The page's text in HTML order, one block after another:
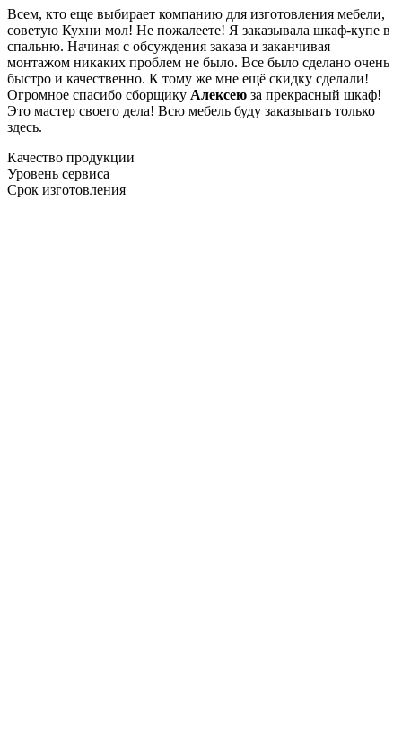
Всем, кто еще выбирает компанию для изготовления мебели,
советую Кухни мол! Не пожалеете! Я заказывала шкаф-купе в
спальню. Начиная с обсуждения заказа и заканчивая
монтажом никаких проблем не было. Все было сделано очень
быстро и качественно. К тому же мне ещё скидку сделали!
Огромное спасибо сборщику Алексею за прекрасный шкаф!
Это мастер своего дела! Всю мебель буду заказывать только
здесь.
Качество продукции
Уровень сервиса
Срок изготовления